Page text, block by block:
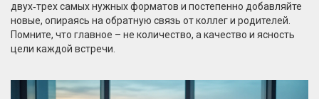
двух‑трех самых нужных форматов и постепенно добавляйте
новые, опираясь на обратную связь от коллег и родителей.
Помните, что главное – не количество, а качество и ясность
цели каждой встречи.